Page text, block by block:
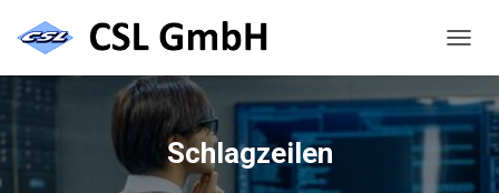
Schlagzeilen